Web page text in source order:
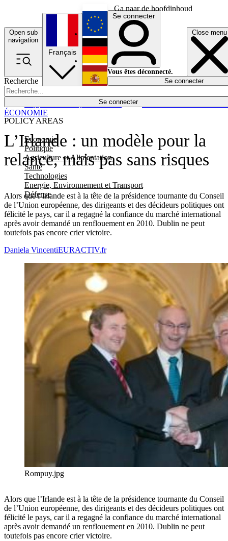
Ga naar de hoofdinhoud
Open sub
navigation
Close menu
Recherche
Se connecter
POLICY AREAS
Economie
Politique
Agriculture et Alimentation
Santé
Technologies
Energie, Environnement et Transport
Défense
Économie
Français
English
Deutsch
Español
Se connecter
Vous êtes déconnecté.
Se connecter
L’Irlande : un modèle pour la
relance, mais pas sans risques
Alors que l’Irlande est à la tête de la présidence tournante du Conseil
de l’Union européenne, des dirigeants et des décideurs politiques ont
félicité le pays, car il a regagné la confiance du marché international
après avoir demandé un renflouement en 2010. Dublin ne peut
toutefois pas encore crier victoire.
ÉCONOMIE
Daniela VincentiEURACTIV.fr
Rompuy.jpg
Alors que l’Irlande est à la tête de la présidence tournante du Conseil
de l’Union européenne, des dirigeants et des décideurs politiques ont
félicité le pays, car il a regagné la confiance du marché international
après avoir demandé un renflouement en 2010. Dublin ne peut
toutefois pas encore crier victoire.